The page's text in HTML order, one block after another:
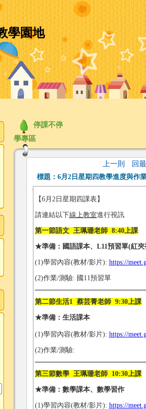
學園地
停課不停
學專區
上一則 回
標題： 6月2日星期四教學進度與作
【6月2日星期四課表】
請連結以下線上教室進行視訊
第一節語文 王珮珊老師 8:40上課
★準備：國語課本、L11預習單(紅夾
(1)學習內容(教材/影片): https://
(2)作業/測驗: 國11預習單
第二節生活1 蔡芸菁老師 9:30上課
★準備：生活課本
(1)學習內容(教材/影片): https://
(2)作業/測驗:
第三節數學 王珮珊老師 10:30上課
★準備：數學課本、數學習作
(1)學習內容(教材/影片): https://